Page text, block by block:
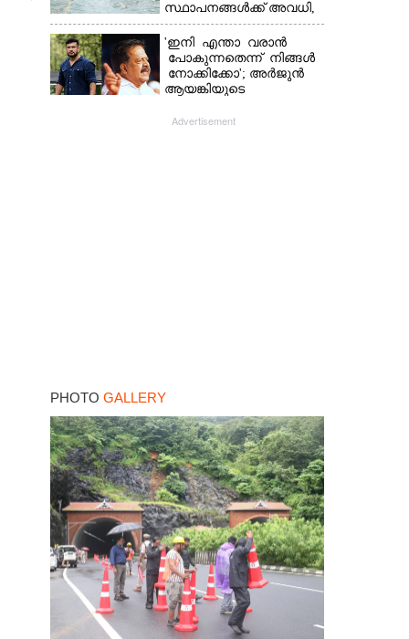
സ്ഥാപനങ്ങൾക്ക് അവധി,​
ജില്ലയിൽ ഇന്ന് റെ‌ഡും
നാളെ ഓറഞ്ചും അലർട്ട്
'ഇനി എന്താ വരാൻ
പോകുന്നതെന്ന് നിങ്ങൾ
നോക്കിക്കോ'; അർജുൻ
ആയങ്കിയുടെ
ചെന്നിത്തല
Advertisement
PHOTO GALLERY